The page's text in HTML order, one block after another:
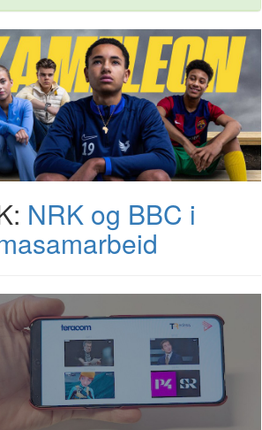
NRK og BBC i